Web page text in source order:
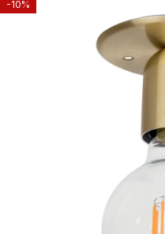
-10%